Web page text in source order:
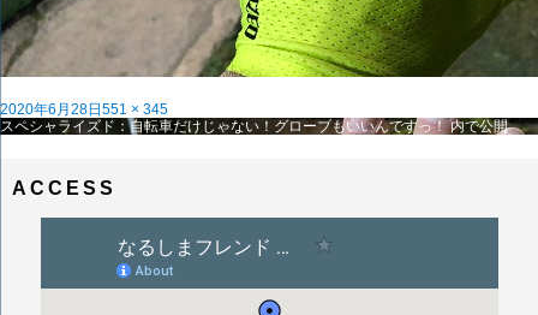
投
稿
2020年6月28日 フ
ル
551 × 345
投
ゲ
スペシャライズド：自転車だけじゃない！グローブもいいんですっ！ 内で公開
ACCESS